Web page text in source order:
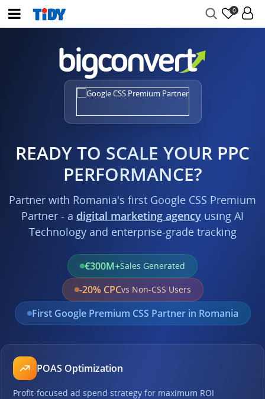
0
READY TO SCALE YOUR PPC
PERFORMANCE?
Partner with Romania's first Google CSS Premium
Partner - a digital marketing agency using AI
Technology and enterprise-grade tracking
€300M+Sales Generated
-20% CPCvs Non-CSS Users
First Google Premium CSS Partner in Romania
POAS Optimization
Profit-focused ad spend strategy for maximum ROI